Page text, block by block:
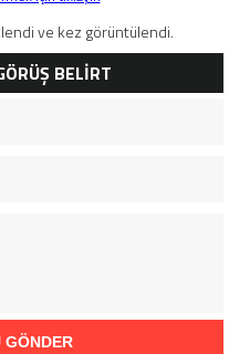
ve kez görüntülendi.
BELİRT